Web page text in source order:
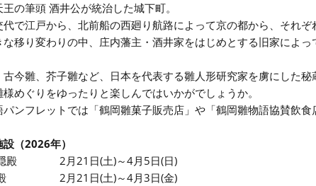
の筆頭 酒井公が統治した城下町。
で江戸から、北前船の西廻り航路によって京の都から、それ
移り変わりの中、庄内藩主・酒井家をはじめとする旧家によ
今雛、芥子雛など、日本を代表する雛人形研究家を虜にした秘
めぐりをゆったりと楽しんではいかがでしょうか。
ンフレットでは「鶴岡雛菓子販売店」や「鶴岡雛物語協賛飲食
（2026年）
隠殿 2月21日(土)～4月5日(日)
殿 2月21日(土)～4月3日(金)